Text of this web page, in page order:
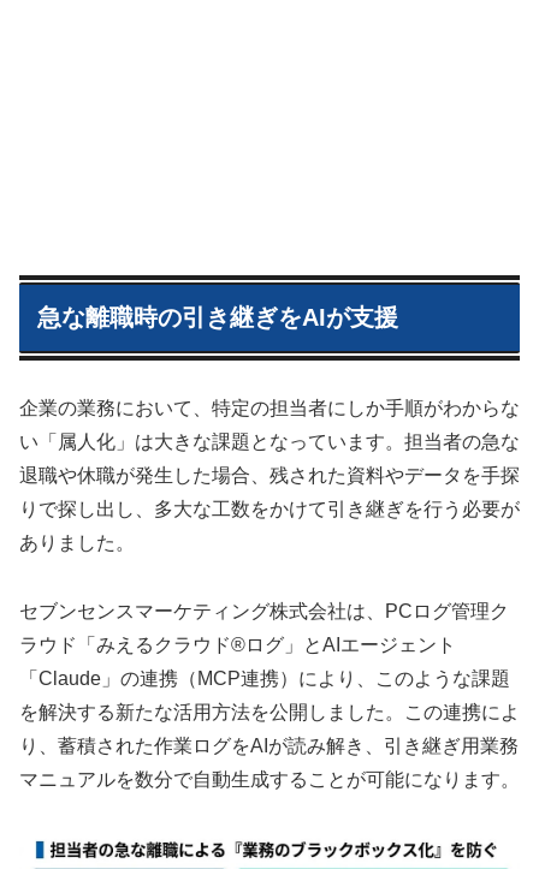
急な離職時の引き継ぎをAIが支援
企業の業務において、特定の担当者にしか手順がわからな
い「属人化」は大きな課題となっています。担当者の急な
退職や休職が発生した場合、残された資料やデータを手探
りで探し出し、多大な工数をかけて引き継ぎを行う必要が
ありました。
セブンセンスマーケティング株式会社は、PCログ管理ク
ラウド「みえるクラウド®ログ」とAIエージェント
「Claude」の連携（MCP連携）により、このような課題
を解決する新たな活用方法を公開しました。この連携によ
り、蓄積された作業ログをAIが読み解き、引き継ぎ用業務
マニュアルを数分で自動生成することが可能になります。